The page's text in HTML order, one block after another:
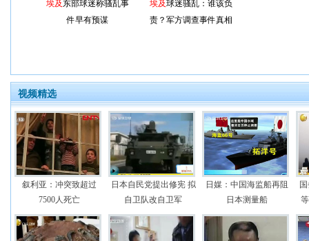
埃及东部球迷称骚乱事
件早有预谋
埃及球迷骚乱：谁该负
责？军方调查事件真相
视频精选
叙利亚：冲突致超过
7500人死亡
日本自民党提出修宪 拟
自卫队改自卫军
日媒：中国海监船再阻
日本测量船